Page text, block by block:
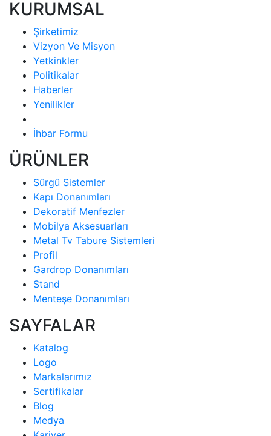
KURUMSAL
Şirketimiz
Vizyon Ve Misyon
Yetkinkler
Politikalar
Haberler
Yenilikler
İhbar Formu
ÜRÜNLER
Sürgü Sistemler
Kapı Donanımları
Dekoratif Menfezler
Mobilya Aksesuarları
Metal Tv Tabure Sistemleri
Profil
Gardrop Donanımları
Stand
Menteşe Donanımları
SAYFALAR
Katalog
Logo
Markalarımız
Sertifikalar
Blog
Medya